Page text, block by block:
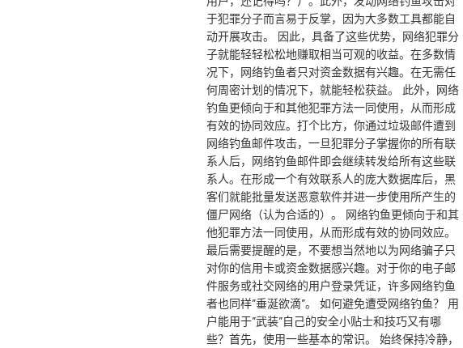
于犯罪分子而言易于反掌，因为大多数工具都能自
动开展攻击。 因此，具备了这些优势，网络犯罪分
子就能轻轻松松地赚取相当可观的收益。在多数情
况下，网络钓鱼者只对资金数据有兴趣。在无需任
何周密计划的情况下，就能轻松获益。 此外，网络
钓鱼更倾向于和其他犯罪方法一同使用，从而形成
有效的协同效应。打个比方，你通过垃圾邮件遭到
网络钓鱼邮件攻击，一旦犯罪分子掌握你的所有联
系人后，网络钓鱼邮件即会继续转发给所有这些联
系人。在形成一个有效联系人的庞大数据库后，黑
客们就能批量发送恶意软件并进一步使用所产生的
僵尸网络（认为合适的）。 网络钓鱼更倾向于和其
他犯罪方法一同使用，从而形成有效的协同效应。
最后需要提醒的是，不要想当然地以为网络骗子只
对你的信用卡或资金数据感兴趣。对于你的电子邮
件服务或社交网络的用户登录凭证，许多网络钓鱼
者也同样”垂涎欲滴”。 如何避免遭受网络钓鱼？ 用
户能用于”武装”自己的安全小贴士和技巧又有哪
些？首先，使用一些基本的常识。 始终保持冷静，